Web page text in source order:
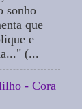
sonho
que
e
(...
- Cora